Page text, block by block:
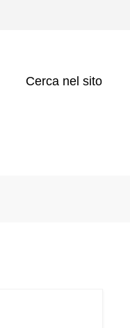
Cerca nel sito